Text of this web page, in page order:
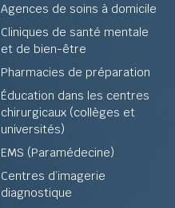
Agences de soins à domicile
Cliniques de santé mentale
et de bien-être
Pharmacies de préparation
Éducation dans les centres
chirurgicaux (collèges et
universités)
EMS (Paramédecine)
Centres d’imagerie
diagnostique